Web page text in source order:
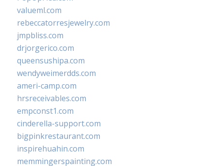
valueml.com
rebeccatorresjewelry.com
jmpbliss.com
drjorgerico.com
queensushipa.com
wendyweimerdds.com
ameri-camp.com
hrsreceivables.com
empconst1.com
cinderella-support.com
bigpinkrestaurant.com
inspirehuahin.com
memmingerspainting.com